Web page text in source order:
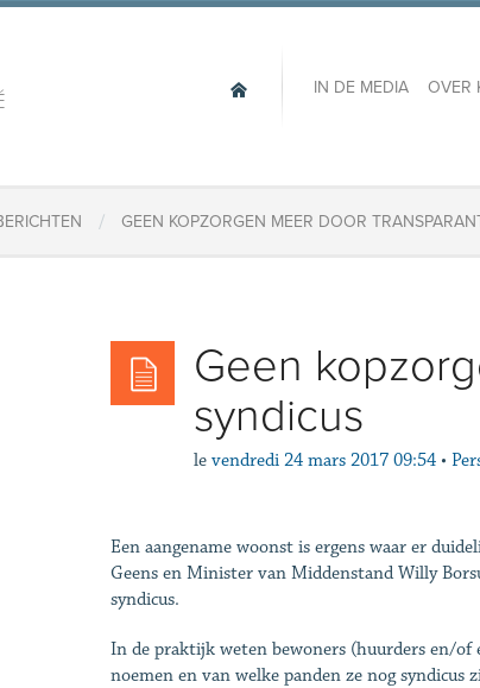
IN DE MEDIA OVER
/ GEEN KOPZORGEN MEER DOOR
Geen
syndicus
le vendredi 24 mars 2017 09:54 •
Een aangename woonst is ergens waar er
Geens en Minister van Middenstand Willy
syndicus.
In de praktijk weten bewoners (huurders en/of
noemen en van welke panden ze nog